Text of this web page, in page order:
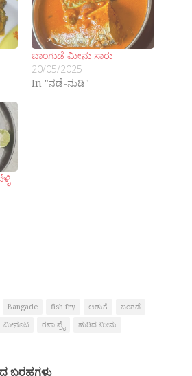
ಬಾಂಗುಡೆ ಮೀನು ಸಾರು
20/05/2025
In "ನಡೆ-ನುಡಿ"
Bangade fish fry ಅಡುಗೆ
ಬಂಗಡೆ
ಮೀನೂಟ ರವಾ ಪ್ರೈ ಹುರಿದ ಮೀನು
ಬರಹಗಳು